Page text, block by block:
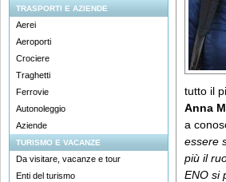
TRASPORTI E AZIENDE
Aerei
Aeroporti
Crociere
Traghetti
Ferrovie
Autonoleggio
Aziende
TURISMO E VACANZE
Da visitare, vacanze e tour
Enti del turismo
tutto il
Anna
a
essere
più il
ENO si